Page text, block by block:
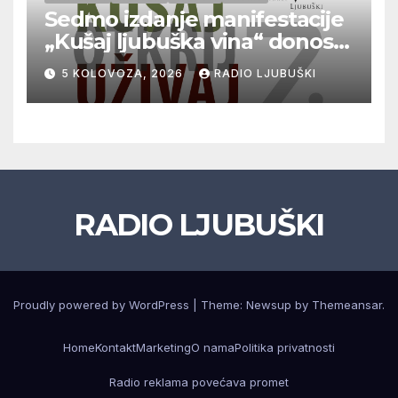
Sedmo izdanje manifestacije
„Kušaj ljubuška vina“ donosi
vrhunska vina, gastronomiju i
glazbu
5 KOLOVOZA, 2026 RADIO LJUBUŠKI
RADIO LJUBUŠKI
Proudly powered by WordPress Theme: Newsup by Themeansar.
HomeKontaktMarketingO namaPolitika privatnosti
Radio reklama povećava promet